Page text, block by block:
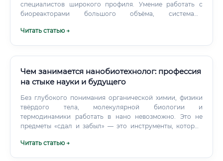
специалистов широкого профиля. Умение работать с
биореакторами большого объёма, системами
высокопроизводительным секвенированием ценится
Читать статью →
Чем занимается нанобиотехнолог: профессия
на стыке науки и будущего
Без глубокого понимания органической химии, физики
твёрдого тела, молекулярной биологии и
термодинамики работать в нано невозможно. Это не
предметы «сдал и забыл» — это инструменты, которые
Читать статью →